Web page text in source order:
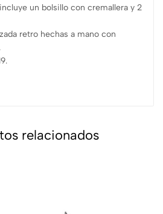
un bolsillo con cremallera y 2
retro hechas a mano con
relacionados